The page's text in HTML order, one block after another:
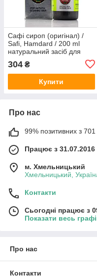
Сафі сироп (оригінал) /
Safi, Hamdard / 200 ml
натуральний засіб для
висипаннях
304 ₴
Купити
Про нас
99% позитивних з 701
Працює з 31.07.2016
м. Хмельницький
Хмельницький,
Контакти
Сьогодні працює з
Показати весь
Про нас
Контакти